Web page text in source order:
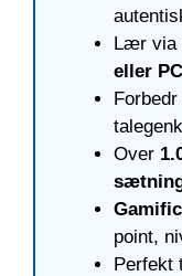
Lær via
eller PC
Over
point,
Perfekt